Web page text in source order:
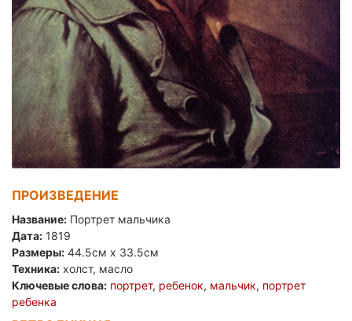
ПРОИЗВЕДЕНИЕ
Название: Портрет мальчика
Дата: 1819
Размеры: 44.5см x 33.5см
Техника: холст, масло
Ключевые слова: портрет, ребенок, мальчик, портрет
ребенка